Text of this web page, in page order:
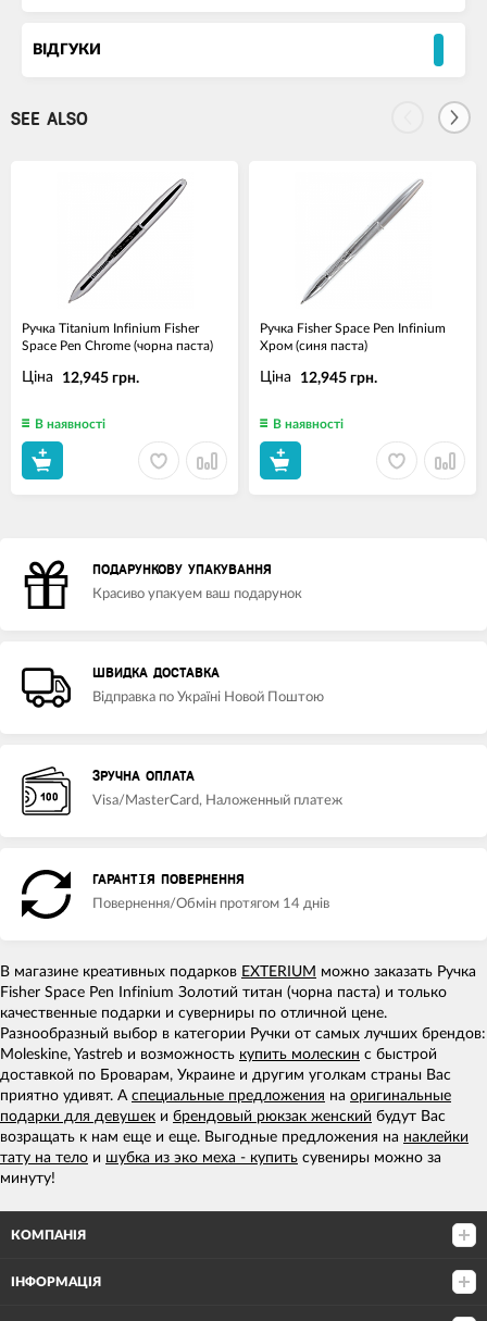
ВІДГУКИ
SEE ALSO
Ручка Titanium Infinium Fisher
Space Pen Chrome (чорна паста)
Ціна 12,945 грн.
В наявності
Ручка Fisher Space Pen Infinium
Хром (синя паста)
Ціна 12,945 грн.
В наявності
ПОДАРУНКОВУ УПАКУВАННЯ
Красиво упакуем ваш подарунок
ШВИДКА ДОСТАВКА
Відправка по Україні Новой Поштою
ЗРУЧНА ОПЛАТА
Visa/MasterCard, Наложенный платеж
ГАРАНТІЯ ПОВЕРНЕННЯ
Повернення/Обмін протягом 14 днів
В магазине креативных подарков EXTERIUM можно заказать Ручка
Fisher Space Pen Infinium Золотий титан (чорна паста) и только
качественные подарки и суверниры по отличной цене.
Разнообразный выбор в категории Ручки от самых лучших брендов:
Moleskine, Yastreb и возможность купить молескин с быстрой
доставкой по Броварам, Украине и другим уголкам страны Вас
приятно удивят. А специальные предложения на оригинальные
подарки для девушек и брендовый рюкзак женский будут Вас
возращать к нам еще и еще. Выгодные предложения на наклейки
тату на тело и шубка из эко меха - купить сувениры можно за
минуту!
КОМПАНІЯ
ІНФОРМАЦІЯ